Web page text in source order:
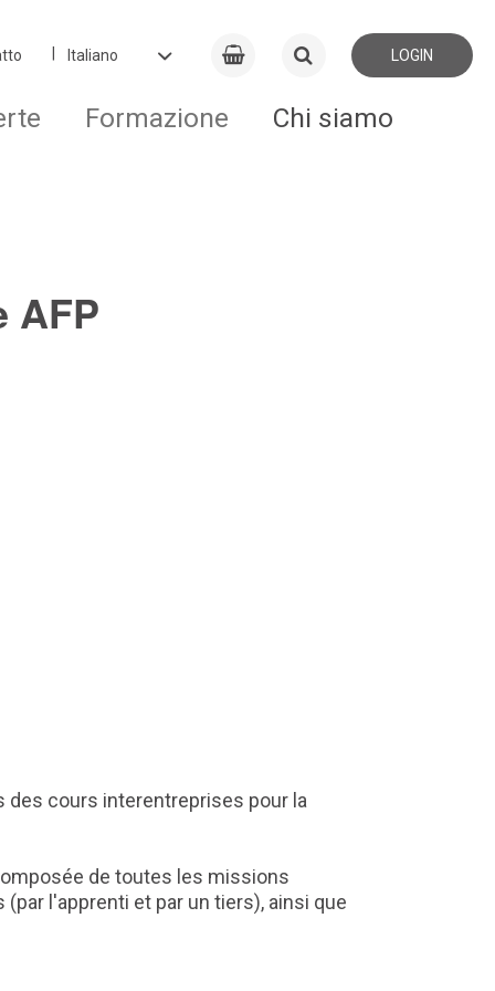
LOGIN
Formazione Chi siamo
AFP
cours interentreprises pour la
de toutes les missions
l'apprenti et par un tiers), ainsi que